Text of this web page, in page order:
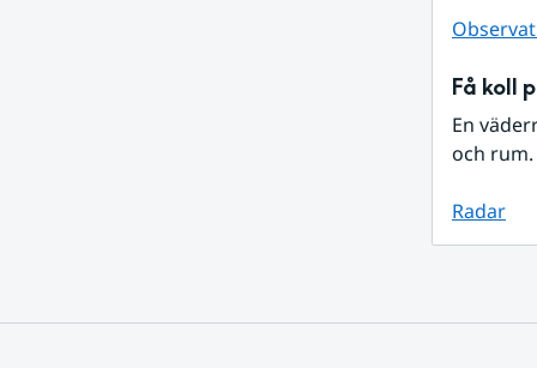
Få koll
En
och
Radar